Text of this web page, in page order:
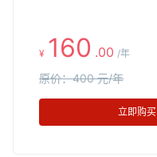
¥ 160 .00 /年
原价：400 元/年
立即购买